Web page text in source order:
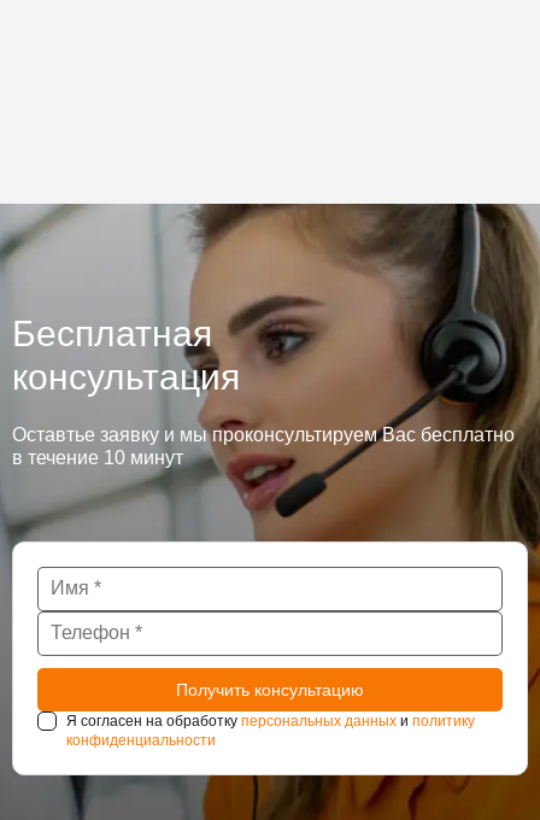
Бесплатная
консультация
Оставтье заявку и мы проконсультируем Вас бесплатно
в течение 10 минут
Я согласен на обработку персональных данных и политику
конфиденциальности